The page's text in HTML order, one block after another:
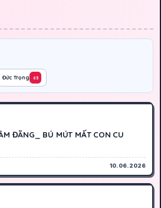
Đức Trọng 63
ĐÃNG_ BÚ MÚT MẤT CON CU
10.06.2026